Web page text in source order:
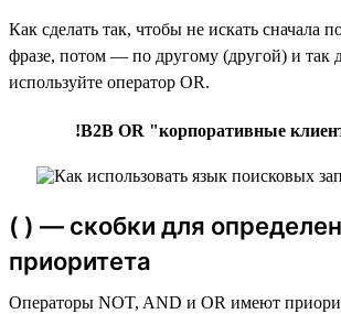
Как сделать так, чтобы не искать сначала
фразе, потом — по другому (другой) и так
используйте оператор OR.
!B2B OR "корпоративные
( ) — скобки для
приоритета
Операторы NOT, AND и OR имеют